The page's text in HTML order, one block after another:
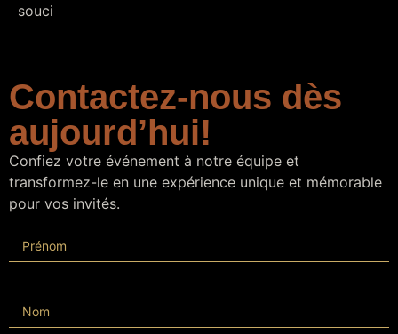
souci
Contactez-nous dès
aujourd’hui!
Confiez votre événement à notre équipe et
transformez-le en une expérience unique et mémorable
pour vos invités.
traiteur
Prénom
Nom